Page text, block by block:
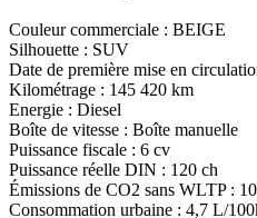
Couleur commerciale : BEIGE
Silhouette : SUV
Date de première mise en
Kilométrage : 145 420 km
Energie : Diesel
Boîte de vitesse : Boîte manuelle
Puissance fiscale : 6 cv
Puissance réelle DIN : 120 ch
Émissions de CO2 sans WLTP :
Consommation urbaine : 4,7 L/